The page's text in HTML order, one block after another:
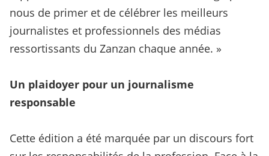
nous de primer et de célébrer les meilleurs
journalistes et professionnels des médias
ressortissants du Zanzan chaque année. »
Un plaidoyer pour un journalisme
responsable
Cette édition a été marquée par un discours fort